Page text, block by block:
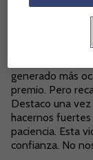
Oltra comenzó
desarrollo. El
siguiente
generado más
premio. Pero
Destaco una
hacernos
paciencia. Esta
confianza. No